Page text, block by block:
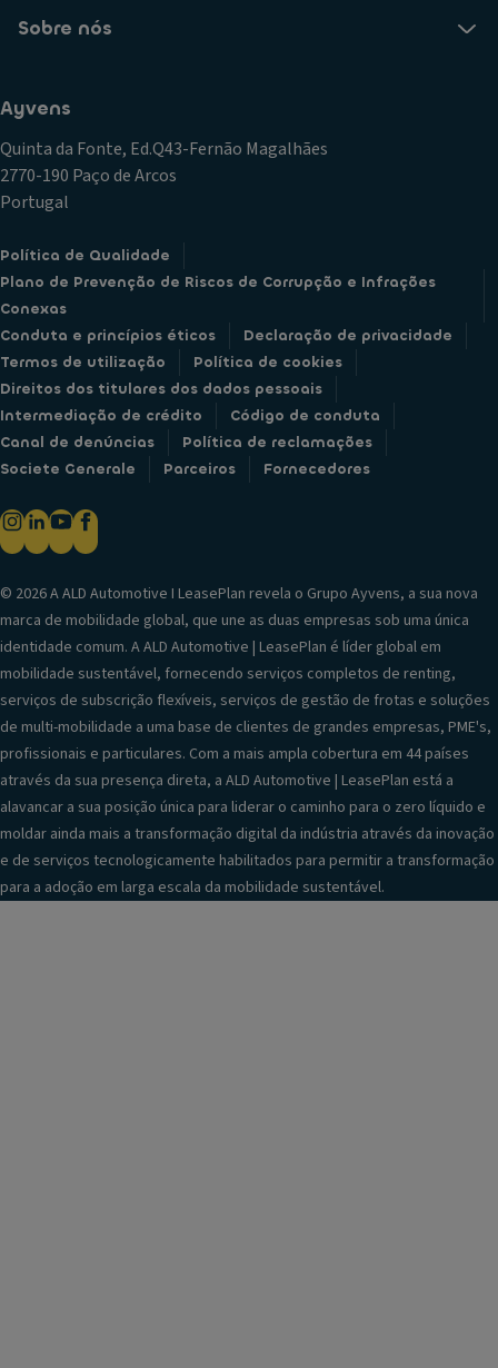
Sobre nós
Ayvens
Quinta da Fonte, Ed.Q43-Fernão Magalhães
2770-190 Paço de Arcos
Portugal
Política de Qualidade
Plano de Prevenção de Riscos de Corrupção e Infrações
Conexas
Conduta e princípios éticos
Declaração de privacidade
Termos de utilização
Política de cookies
Direitos dos titulares dos dados pessoais
Intermediação de crédito
Código de conduta
Canal de denúncias
Política de reclamações
Societe Generale
Parceiros Fornecedores
© 2026 A ALD Automotive I LeasePlan revela o Grupo Ayvens, a sua nova
marca de mobilidade global, que une as duas empresas sob uma única
identidade comum. A ALD Automotive | LeasePlan é líder global em
mobilidade sustentável, fornecendo serviços completos de renting,
serviços de subscrição flexíveis, serviços de gestão de frotas e soluções
de multi-mobilidade a uma base de clientes de grandes empresas, PME's,
profissionais e particulares. Com a mais ampla cobertura em 44 países
através da sua presença direta, a ALD Automotive | LeasePlan está a
alavancar a sua posição única para liderar o caminho para o zero líquido e
moldar ainda mais a transformação digital da indústria através da inovação
e de serviços tecnologicamente habilitados para permitir a transformação
para a adoção em larga escala da mobilidade sustentável.